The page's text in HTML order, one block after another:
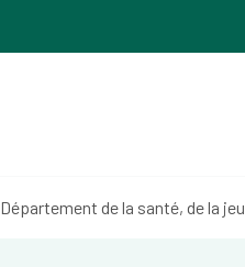
Département de la santé, de la